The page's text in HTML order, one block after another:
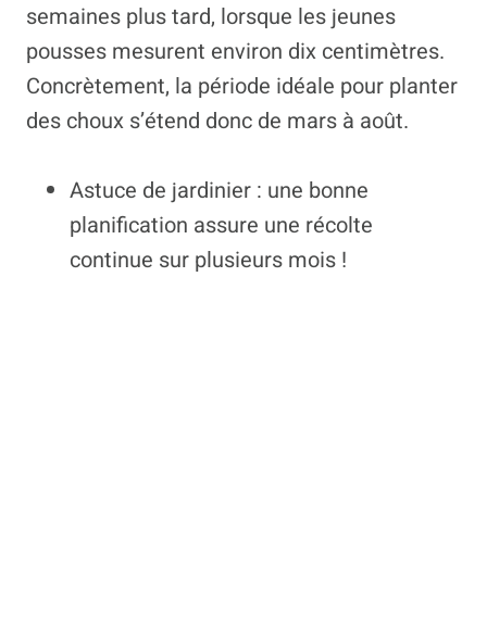
semaines plus tard, lorsque les jeunes
pousses mesurent environ dix centimètres.
Concrètement, la période idéale pour planter
des choux s’étend donc de mars à août.
Astuce de jardinier : une bonne
planification assure une récolte
continue sur plusieurs mois !